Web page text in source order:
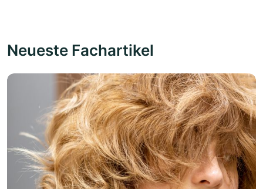
Neueste Fachartikel